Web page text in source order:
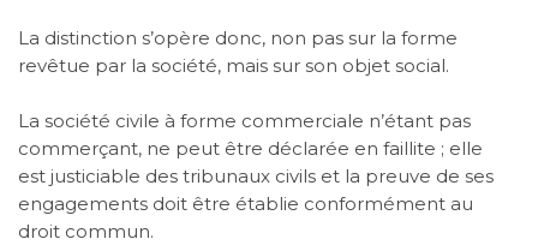
La distinction s’opère donc, non pas sur la forme
revêtue par la société, mais sur son objet social.
La société civile à forme commerciale n’étant pas
commerçant, ne peut être déclarée en faillite ; elle
est justiciable des tribunaux civils et la preuve de ses
engagements doit être établie conformément au
droit commun.